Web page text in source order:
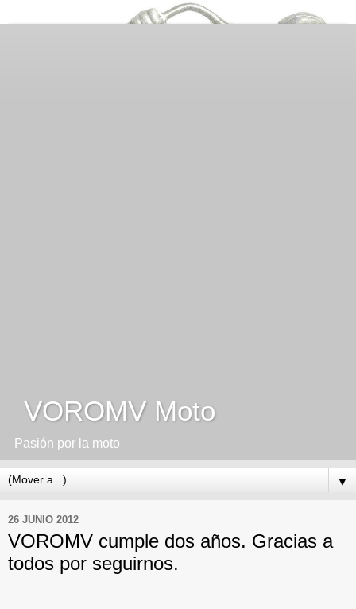
VOROMV Moto
Pasión por la moto
▼
26 JUNIO 2012
VOROMV cumple dos años. Gracias a
todos por seguirnos.